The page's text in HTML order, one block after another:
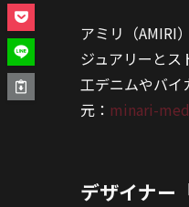
アミリ（AMIRI
ジュアリーとス
工デニムやバイ
元： minari-
デザイナー